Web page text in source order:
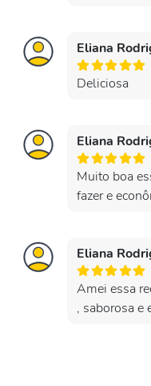
Eliana
Deliciosa
Eliana
Muito boa
fazer e
Eliana
Amei essa
, saborosa e